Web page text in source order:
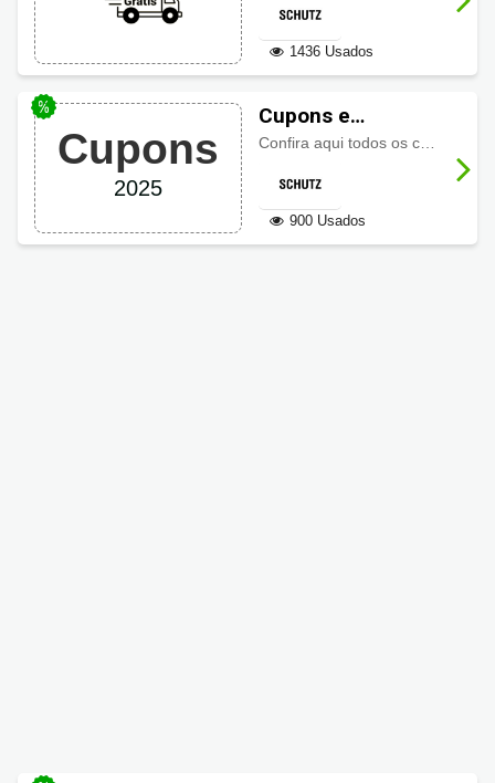
1436 Usados
Cupons
2025
Cupons e
promoções
900 Usados